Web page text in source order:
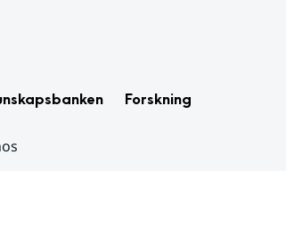
Forskning